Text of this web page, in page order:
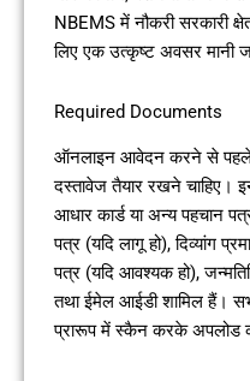
NBEMS में नौकरी सरकारी
लिए एक उत्कृष्ट अवसर मानी
Required Documents
ऑनलाइन आवेदन करने से पहले
दस्तावेज तैयार रखने चाहिए।
आधार कार्ड या अन्य पहचान
पत्र (यदि लागू हो), दिव्यांग
पत्र (यदि आवश्यक हो),
तथा ईमेल आईडी शामिल हैं।
प्रारूप में स्कैन करके अपलोड